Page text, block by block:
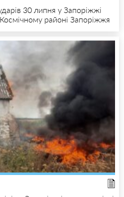
30 липня у Запоріжжі
районі Запоріжжя